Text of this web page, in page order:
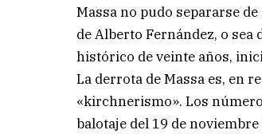
Massa no pudo separarse
de Alberto Fernández, o
histórico de veinte años,
La derrota de Massa es, en
«kirchnerismo». Los
balotaje del 19 de